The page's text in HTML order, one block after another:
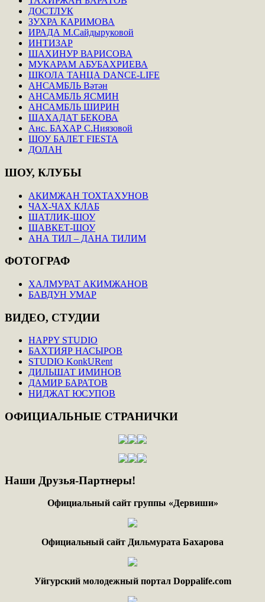
ДОСТЛУК
ЗУХРА КАРИМОВА
ИРАДА М.Сайдыруковой
ИНТИЗАР
ШАХИНУР ВАРИСОВА
МУКАРАМ АБУБАХРИЕВА
ШКОЛА ТАНЦА DANCE-LIFE
АНСАМБЛЬ Вәтән
АНСАМБЛЬ ЯСМИН
АНСАМБЛЬ ШИРИН
ШАХАДАТ БЕКОВА
Анс. БАХАР С.Ниязовой
ШОУ БАЛЕТ FIESTA
ДОЛАН
ШОУ, КЛУБЫ
АКИМЖАН ТОХТАХУНОВ
ЧАХ-ЧАХ КЛАБ
ШАТЛИК-ШОУ
ШАВКЕТ-ШОУ
АНА ТИЛ – ДАНА ТИЛИМ
ФОТОГРАФ
ХАЛМУРАТ АКИМЖАНОВ
БАВДУН УМАР
ВИДЕО, СТУДИИ
HAPPY STUDIO
БАХТИЯР НАСЫРОВ
STUDIO KonkURent
ДИЛЬШАТ ИМИНОВ
ДАМИР БАРАТОВ
НИДЖАТ ЮСУПОВ
ОФИЦИАЛЬНЫЕ СТРАНИЧКИ
Наши Друзья-Партнеры!
Официальный сайт группы «Дервиши»
Официальный сайт Дильмурата Бахарова
Уйгурский молодежный портал Doppalife.com